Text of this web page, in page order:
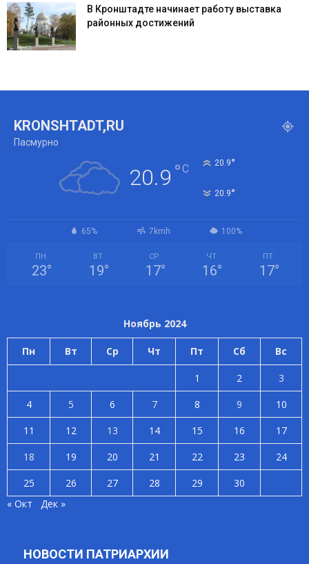
В Кронштадте начинает работу выставка
районных достижений
KRONSHTADT,RU
Пасмурно
20.9 °C 20.9°
20.9°
65% 7kmh 100%
ПН
23°
ВТ
19°
СР
17°
ЧТ
16°
ПТ
17°
Ноябрь 2024
Пн Вт Ср Чт Пт Сб Вс
1 2
3
4
5 6 7 8 9
10
11
12 13 14 15 16
17
18
19 20 21 22 23
24
25
26 27 28 29
30
« Окт
Дек »
НОВОСТИ ПАТРИАРХИИ